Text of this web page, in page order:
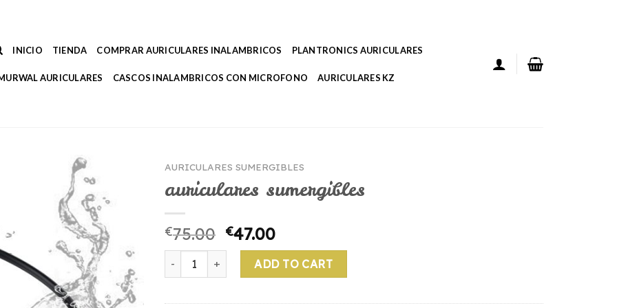
INICIO TIENDA COMPRAR AURICULARES INALAMBRICOS PLANTRONICS AURICULARES
AURICULARES CASCOS INALAMBRICOS CON MICROFONO AURICULARES KZ
AURICULARES SUMERGIBLES
auriculares sumergibles
€75.00 €47.00
auriculares sumergibles quantity
ADD TO CART